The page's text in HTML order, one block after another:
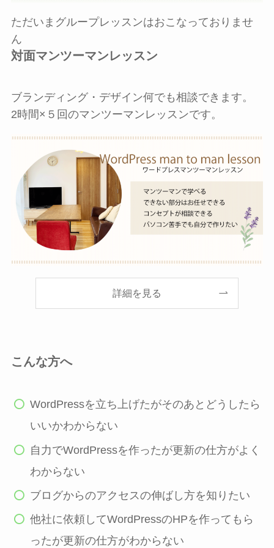
ただいまグループレッスンはおこなっておりませ
ん
対面マンツーマンレッスン
ブランディング・デザイン何でも相談できます。
2時間×５回のマンツーマンレッスンです。
詳細を見る
こんな方へ
WordPressを立ち上げたがそのあとどうしたら
いいかわからない
自力でWordPressを作ったが更新の仕方がよく
わからない
ブログからのアクセスの伸ばし方を知りたい
他社に依頼してWordPressのHPを作ってもら
ったが更新の仕方がわからない